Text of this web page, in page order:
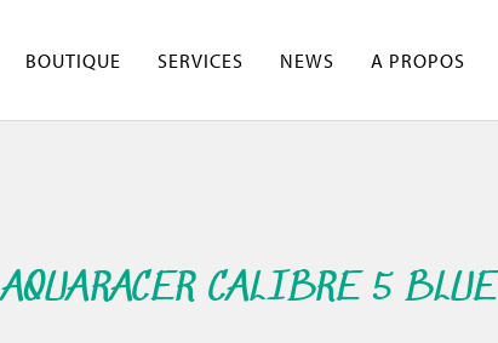
BOUTIQUE SERVICES NEWS A PROPOS
AQUARACER CALIBRE 5 BLUE